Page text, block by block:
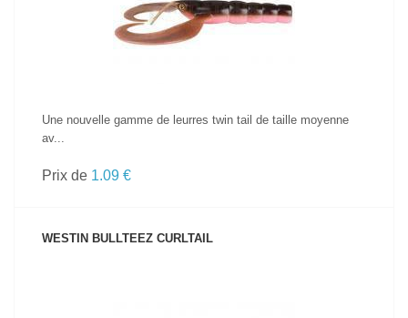
Une nouvelle gamme de leurres twin tail de taille moyenne
av...
Prix de 1.09 €
WESTIN BULLTEEZ CURLTAIL